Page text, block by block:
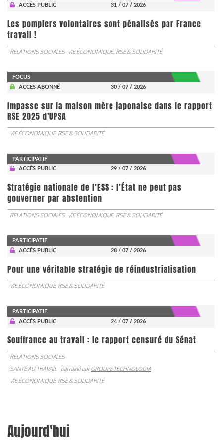
ACCÈS PUBLIC 31 / 07 / 2026
Les pompiers volontaires sont pénalisés par France
travail !
RELATIONS SOCIALES VIE ÉCONOMIQUE, RSE & SOLIDARITÉ
FOCUS
ACCÈS ABONNÉ
30 / 07 / 2026
Impasse sur la maison mère japonaise dans le rapport
RSE 2025 d'UPSA
VIE ÉCONOMIQUE, RSE & SOLIDARITÉ
PARTICIPATIF
ACCÈS PUBLIC
29 / 07 / 2026
Stratégie nationale de l’ESS : l’État ne peut pas
gouverner par abstention
RELATIONS SOCIALES VIE ÉCONOMIQUE, RSE & SOLIDARITÉ
PARTICIPATIF
ACCÈS PUBLIC
28 / 07 / 2026
Pour une véritable stratégie de réindustrialisation
VIE ÉCONOMIQUE, RSE & SOLIDARITÉ
PARTICIPATIF
ACCÈS PUBLIC
24 / 07 / 2026
Souffrance au travail : le rapport censuré du Sénat
RELATIONS SOCIALES
SANTÉ AU TRAVAIL
parrainé parGROUPE TECHNOLOGIA
VIE ÉCONOMIQUE, RSE & SOLIDARITÉ
Aujourd'hui